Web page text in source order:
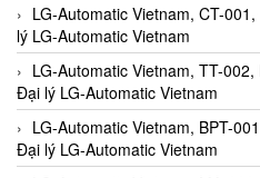
LG-Automatic Vietnam, CT-
lý LG-Automatic Vietnam
LG-Automatic Vietnam, TT-
Đại lý LG-Automatic Vietnam
LG-Automatic Vietnam, BPT-
Đại lý LG-Automatic Vietnam